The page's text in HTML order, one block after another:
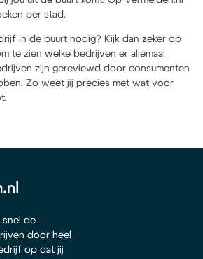
per stad.
in de buurt nodig? Kijk dan zeker op
te zien welke bedrijven er allemaal
zijn gereviewd door consumenten
Zo weet jij precies met wat voor
snel de
door heel
op dat jij